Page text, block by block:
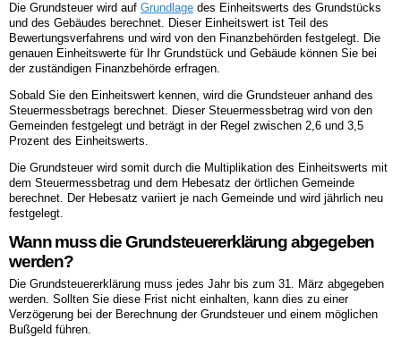
Die Grundsteuer wird auf Grundlage des Einheitswerts des Grundstücks
und des Gebäudes berechnet. Dieser Einheitswert ist Teil des
Bewertungsverfahrens und wird von den Finanzbehörden festgelegt. Die
genauen Einheitswerte für Ihr Grundstück und Gebäude können Sie bei
der zuständigen Finanzbehörde erfragen.
Sobald Sie den Einheitswert kennen, wird die Grundsteuer anhand des
Steuermessbetrags berechnet. Dieser Steuermessbetrag wird von den
Gemeinden festgelegt und beträgt in der Regel zwischen 2,6 und 3,5
Prozent des Einheitswerts.
Die Grundsteuer wird somit durch die Multiplikation des Einheitswerts mit
dem Steuermessbetrag und dem Hebesatz der örtlichen Gemeinde
berechnet. Der Hebesatz variiert je nach Gemeinde und wird jährlich neu
festgelegt.
Wann muss die Grundsteuererklärung abgegeben
werden?
Die Grundsteuererklärung muss jedes Jahr bis zum 31. März abgegeben
werden. Sollten Sie diese Frist nicht einhalten, kann dies zu einer
Verzögerung bei der Berechnung der Grundsteuer und einem möglichen
Bußgeld führen.